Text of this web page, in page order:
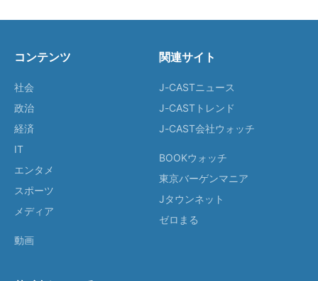
コンテンツ
社会
政治
経済
IT
エンタメ
スポーツ
メディア
動画
関連サイト
J-CASTニュース
J-CASTトレンド
J-CAST会社ウォッチ
BOOKウォッチ
東京バーゲンマニア
Jタウンネット
ゼロまる